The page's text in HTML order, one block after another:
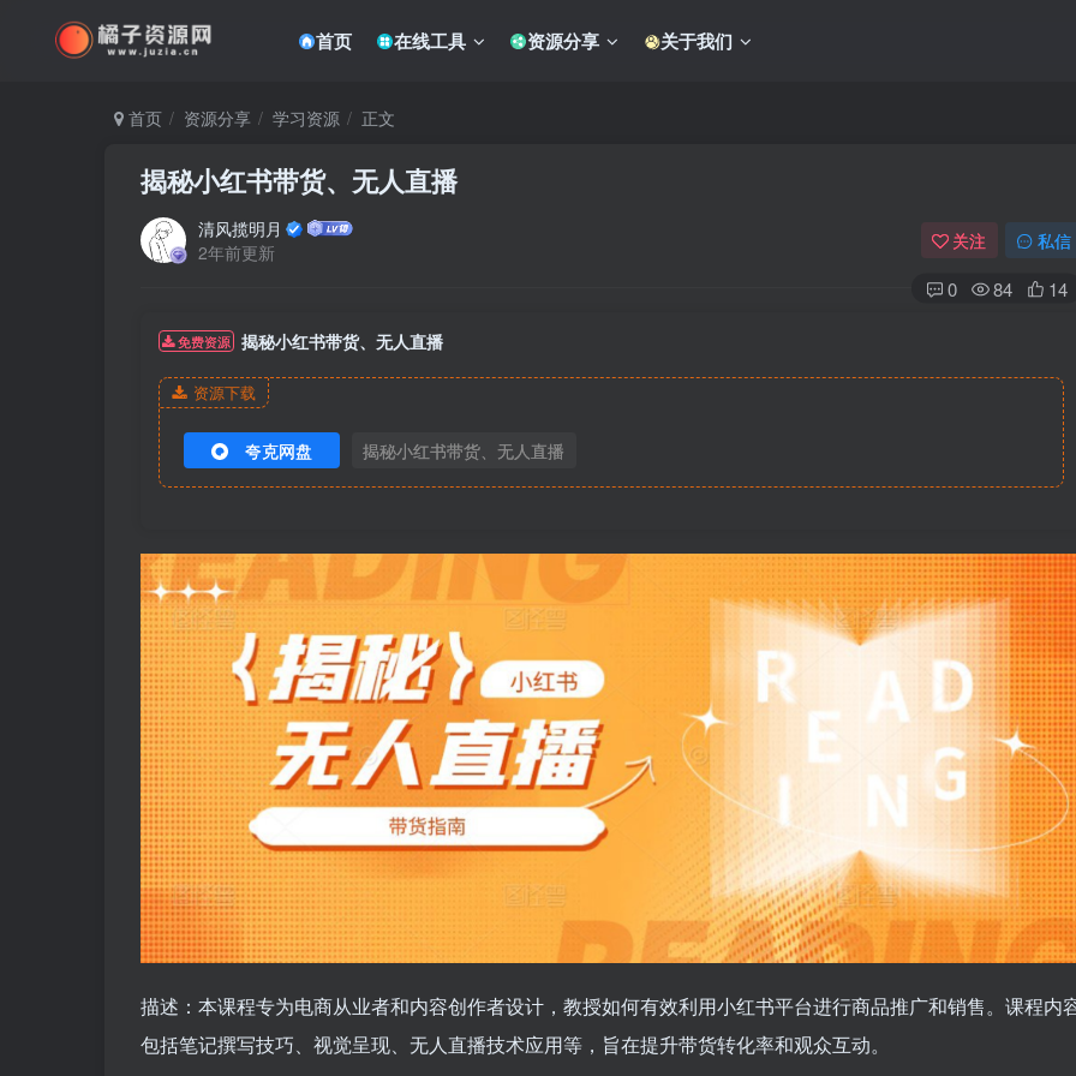
首页 在线工具 资源分享 关于我们
首页 资源分享 学习资源 正文
揭秘小红书带货、无人直播
清风揽明月
2年前更新
关注 私信
0 84 14
免费资源 揭秘小红书带货、无人直播
资源下载
夸克网盘 揭秘小红书带货、无人直播
描述：本课程专为电商从业者和内容创作者设计，教授如何有效利用小红书平台进行商品推广和销售。课程内
包括笔记撰写技巧、视觉呈现、无人直播技术应用等，旨在提升带货转化率和观众互动。